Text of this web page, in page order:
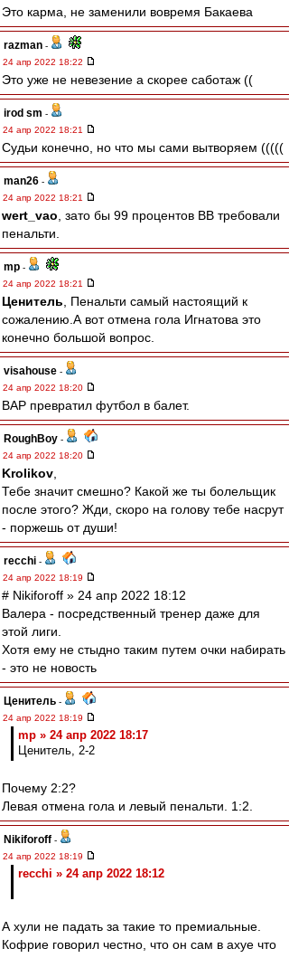
Это карма, не заменили вовремя Бакаева
razman -
24 апр 2022 18:22
Это уже не невезение а скорее саботаж ((
irod sm -
24 апр 2022 18:21
Судьи конечно, но что мы сами вытворяем (((((
man26 -
24 апр 2022 18:21
wert_vao , зато бы 99 процентов ВВ требовали
пенальти.
mp -
24 апр 2022 18:21
Ценитель , Пенальти самый настоящий к
сожалению.А вот отмена гола Игнатова это
конечно большой вопрос.
visahouse -
24 апр 2022 18:20
ВАР превратил футбол в балет.
RoughBoy -
24 апр 2022 18:20
Krolikov
Тебе значит смешно? Какой же ты болельщик
после этого? Жди, скоро на голову тебе насрут
- поржешь от души!
recchi -
24 апр 2022 18:19
# Nikiforoff » 24 апр 2022 18:12
Валера - посредственный тренер даже для
этой лиги.
Хотя ему не стыдно таким путем очки набирать
- это не новость
Ценитель -
24 апр 2022 18:19
mp » 24 апр 2022 18:17
Ценитель, 2-2
Почему 2:2?
Левая отмена гола и левый пенальти. 1:2.
Nikiforoff -
24 апр 2022 18:19
recchi » 24 апр 2022 18:12
А хули не падать за такие то премиальные.
Кофрие говорил честно, что он сам в ахуе что